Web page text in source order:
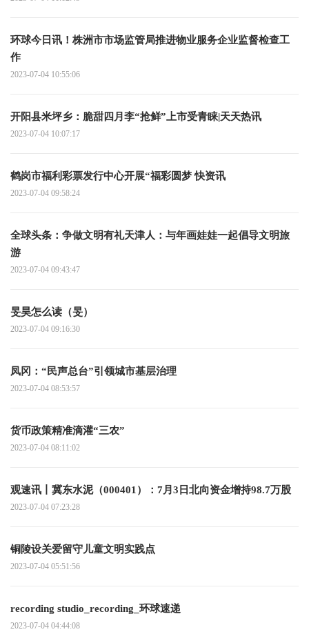
环球今日讯！株洲市市场监管局推进物业服务企业监督检查工
作
2023-07-04 10:55:06
开阳县米坪乡：脆甜四月李“抢鲜”上市受青睐|天天热讯
2023-07-04 10:07:17
鹤岗市福利彩票发行中心开展“福彩圆梦 快资讯
2023-07-04 09:58:24
全球头条：争做文明有礼天津人：与年画娃娃一起倡导文明旅
游
2023-07-04 09:43:47
旻昊怎么读（旻）
2023-07-04 09:16:30
凤冈：“民声总台”引领城市基层治理
2023-07-04 08:53:57
货币政策精准滴灌“三农”
2023-07-04 08:11:02
观速讯丨冀东水泥（000401）：7月3日北向资金增持98.7万股
2023-07-04 07:23:28
铜陵设关爱留守儿童文明实践点
2023-07-04 05:51:56
recording studio_recording_环球速递
2023-07-04 04:44:08